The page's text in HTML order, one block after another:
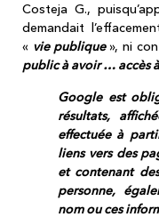
Costeja G.,
demandait
« vie publique », ni
public à avoir … accès
Google est
résultats,
effectuée à
liens vers des
et contenant
personne,
nom ou ces